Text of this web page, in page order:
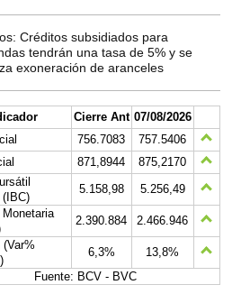
Créditos subsidiados para
tendrán una tasa de 5% y se
exoneración de aranceles
Cierre Ant 07/08/2026
756.7083
757.5406
871,8944
875,2170
5.158,98
5.256,49
Monetaria
2.390.884
2.466.946
(Var%
6,3%
13,8%
Fuente: BCV - BVC